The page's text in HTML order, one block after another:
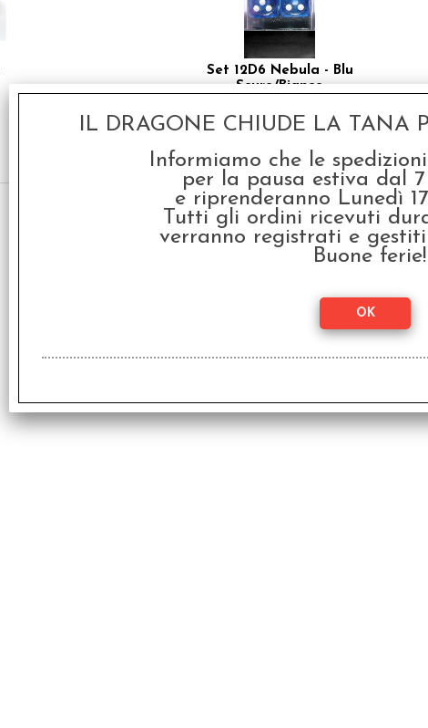
Set 12D6 Nebula - Blu
Scuro/Bianco
€ 10,99
8,79
IL DRAGONE CHIUDE LA TANA
Informiamo che le
per la pausa estiva dal
e riprenderanno Lunedì
Tutti gli ordini ricevuti
verranno registrati e
Buone ferie!